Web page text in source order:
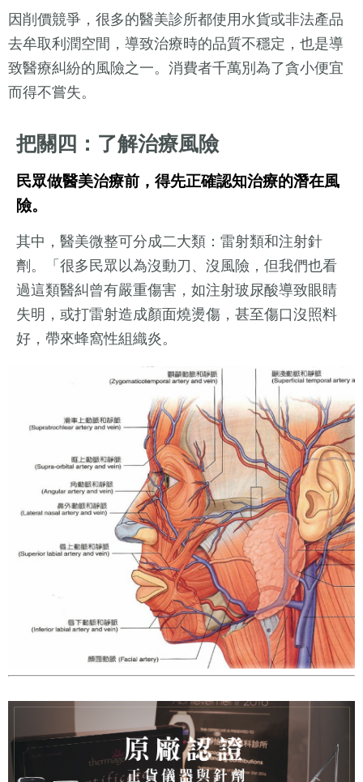
因削價競爭，很多的醫美診所都使用水貨或非法產品
去牟取利潤空間，導致治療時的品質不穩定，也是導
致醫療糾紛的風險之一。消費者千萬別為了貪小便宜
而得不嘗失。
把關四：了解治療風險
民眾做醫美治療前，得先正確認知治療的潛在風
險。
其中，醫美微整可分成二大類：雷射類和注射針
劑。「很多民眾以為沒動刀、沒風險，但我們也看
過這類醫糾曾有嚴重傷害，如注射玻尿酸導致眼睛
失明，或打雷射造成顏面燒燙傷，甚至傷口沒照料
好，帶來蜂窩性組織炎。